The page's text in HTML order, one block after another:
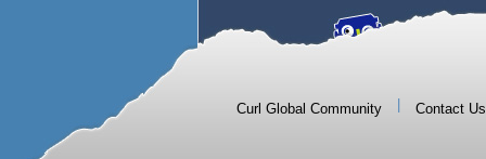
Curl Global Community Contact Us